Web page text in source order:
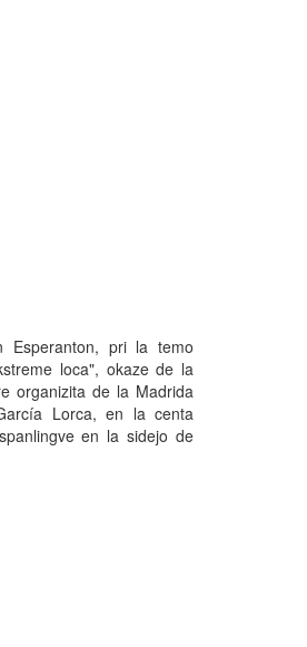
Esperanton, pri la temo
loca", okaze de la
organizita de la Madrida
Lorca, en la centa
en la sidejo de